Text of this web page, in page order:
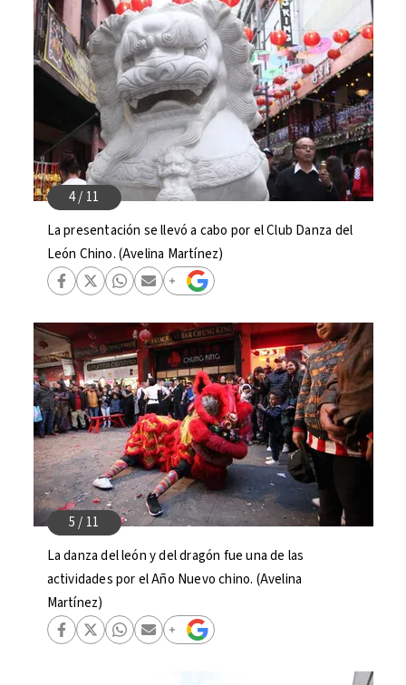
La presentación se llevó a cabo por el Club Danza del
León Chino. (Avelina Martínez)
La danza del león y del dragón fue una de las
actividades por el Año Nuevo chino. (Avelina
Martínez)